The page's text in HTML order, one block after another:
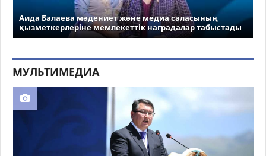
Аида Балаева мәдениет және медиа саласының
қызметкерлеріне мемлекеттік наградалар табыстады
МУЛЬТИМЕДИА